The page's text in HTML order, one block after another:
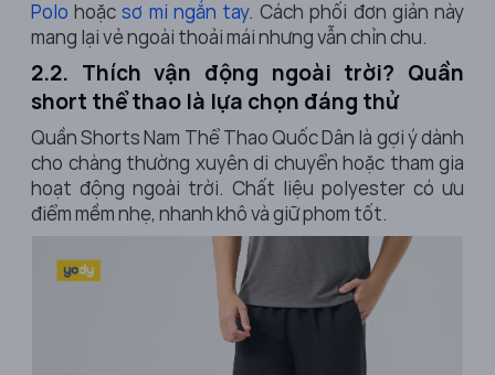
Polo hoặcsơ mi ngắn tay. Cách phối đơn giản này
mang lại vẻ ngoài thoải mái nhưng vẫn chỉn chu.
2.2. Thích vận động ngoài trời? Quần
short thể thao là lựa chọn đáng thử
Quần Shorts Nam Thể Thao Quốc Dân là gợi ý dành
cho chàng thường xuyên di chuyển hoặc tham gia
hoạt động ngoài trời. Chất liệu polyester có ưu
điểm mềm nhẹ, nhanh khô và giữ phom tốt.